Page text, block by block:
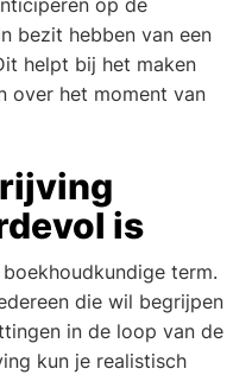
bezit hebben van een
helpt bij het maken
over het moment van
is
term.
die wil begrijpen
in de loop van de
kun je realistisch